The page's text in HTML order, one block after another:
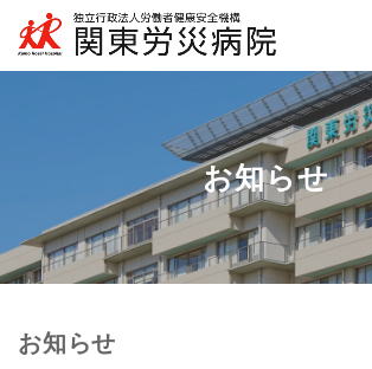
お知らせ
お知らせ